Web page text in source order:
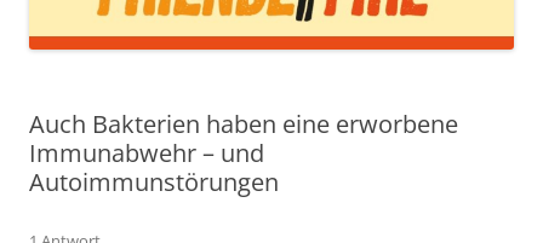
Auch Bakterien haben eine erworbene
Immunabwehr – und
Autoimmunstörungen